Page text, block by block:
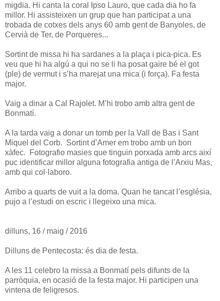
migdia. Hi canta la coral Ipso Lauro, que cada dia ho fa
millor. Hi assisteixen un grup que han participat a una
trobada de cotxes dels anys 60 amb gent de Banyoles, de
Cervià de Ter, de Porqueres...
Sortint de missa hi ha sardanes a la plaça i pica-pica. Es
veu que hi ha algú a qui no se li ha posat gaire bé el got
(ple) de vermut i s’ha marejat una mica (i força). Fa festa
major.
Vaig a dinar a Cal Rajolet. M’hi trobo amb altra gent de
Bonmatí.
A la tarda vaig a donar un tomb per la Vall de Bas i Sant
Miquel del Corb. Sortint d’Amer em trobo amb un bon
xàfec. Fotografio masies que tinguin porxada amb arcs així
puc identificar millor alguna fotografia antiga de l’Arxiu Mas,
amb qui col·laboro.
Arribo a quarts de vuit a la doma. Quan he tancat l’església,
pujo a l’estudi on escric i llegeixo una mica.
dilluns, 16 / maig / 2016
Dilluns de Pentecosta: és dia de festa.
A les 11 celebro la missa a Bonmatí pels difunts de la
parròquia, en ocasió de la festa major. Hi participen una
vintena de feligresos.